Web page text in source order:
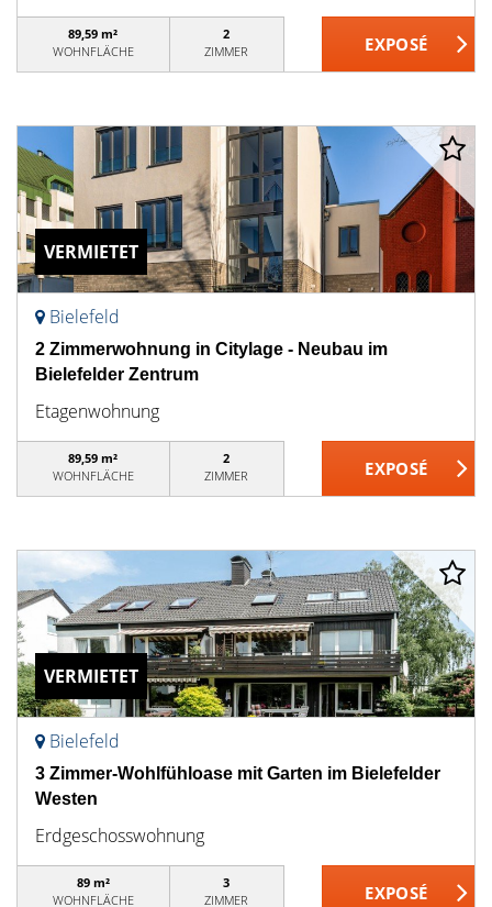
89,59 m²
WOHNFLÄCHE
2
ZIMMER
VERMIETET
Bielefeld
2 Zimmerwohnung in Citylage - Neubau im
Bielefelder Zentrum
Etagenwohnung
89,59 m²
WOHNFLÄCHE
2
ZIMMER
VERMIETET
Bielefeld
3 Zimmer-Wohlfühloase mit Garten im Bielefelder
Westen
Erdgeschosswohnung
89 m²
WOHNFLÄCHE
3
ZIMMER